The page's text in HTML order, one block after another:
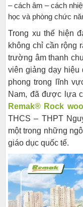
– cách âm – cách
học và phòng chức
Trong xu thế hiện
không chỉ cần rộng
trường âm thanh
viên giảng dạy hiệu
phong trong lĩnh
Nam, đã được lựa
Remak® Rock
THCS – THPT
một trong những
giáo dục quốc tế.